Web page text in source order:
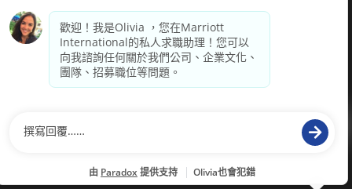
2026 萬豪國際集團保留所有權利。萬豪專有資訊
paradox.ai